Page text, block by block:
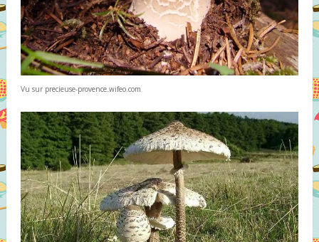
Vu sur precieuse-provence.wifeo.com